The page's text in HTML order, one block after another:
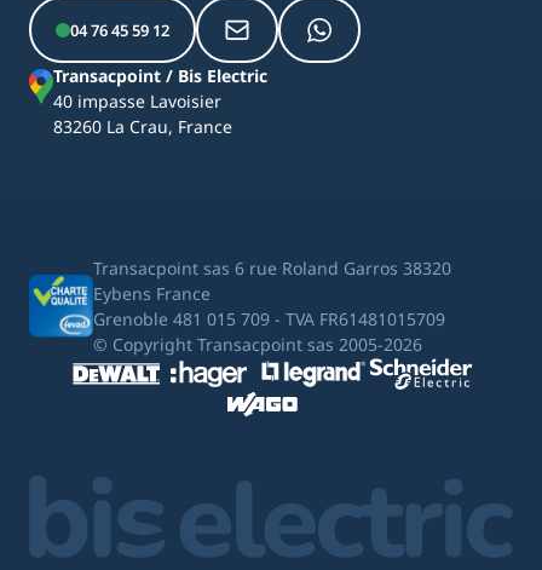
04 76 45 59 12
Transacpoint / Bis Electric
40 impasse Lavoisier
83260 La Crau, France
Transacpoint sas 6 rue Roland Garros 38320
Eybens France
Grenoble 481 015 709 - TVA FR61481015709
© Copyright Transacpoint sas 2005-2026